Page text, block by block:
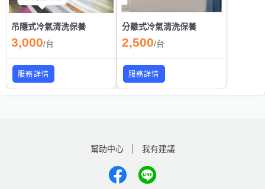
吊隱式冷氣清洗保養
3,000/台
服務詳情
分離式冷氣清洗保養
2,500/台
服務詳情
幫助中心 我有建議